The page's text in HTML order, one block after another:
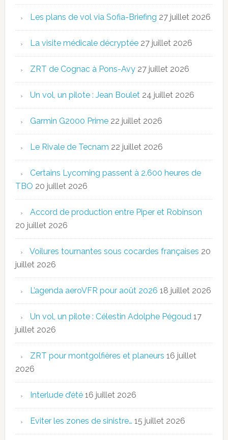
Les plans de vol via Sofia-Briefing 27 juillet 2026
La visite médicale décryptée 27 juillet 2026
ZRT de Cognac à Pons-Avy 27 juillet 2026
Un vol, un pilote : Jean Boulet 24 juillet 2026
Garmin G2000 Prime 22 juillet 2026
Le Rivale de Tecnam 22 juillet 2026
Certains Lycoming passent à 2.600 heures de
TBO 20 juillet 2026
Accord de production entre Piper et Robinson
20 juillet 2026
Voilures tournantes sous cocardes françaises 20
juillet 2026
L’agenda aeroVFR pour août 2026 18 juillet 2026
Un vol, un pilote : Célestin Adolphe Pégoud 17
juillet 2026
ZRT pour montgolfières et planeurs 16 juillet
2026
Interlude d’été 16 juillet 2026
Eviter les zones de sinistre… 15 juillet 2026